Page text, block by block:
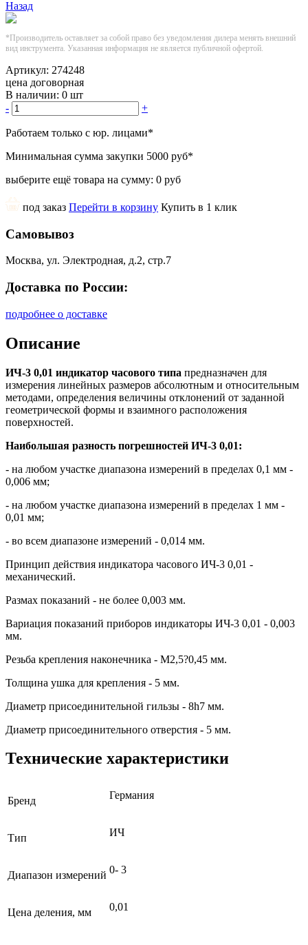
Назад
*Производитель оставляет за собой право без уведомления дилера менять внешний
вид инструмента. Указанная информация не является публичной офертой.
Артикул: 274248
цена договорная
В наличии: 0 шт
-
+
Работаем только с юр. лицами*
Минимальная сумма закупки 5000 руб*
выберите ещё товара на сумму: 0 руб
под заказ Перейти в корзину Купить в 1 клик
Самовывоз
Москва, ул. Электродная, д.2, стр.7
Доставка по России:
подробнее о доставке
Описание
ИЧ-3 0,01 индикатор часового типа предназначен для
измерения линейных размеров абсолютным и относительным
методами, определения величины отклонений от заданной
геометрической формы и взаимного расположения
поверхностей.
Наибольшая разность погрешностей ИЧ-3 0,01:
- на любом участке диапазона измерений в пределах 0,1 мм -
0,006 мм;
- на любом участке диапазона измерений в пределах 1 мм -
0,01 мм;
- во всем диапазоне измерений - 0,014 мм.
Принцип действия индикатора часового ИЧ-3 0,01 -
механический.
Размах показаний - не более 0,003 мм.
Вариация показаний приборов индикаторы ИЧ-3 0,01 - 0,003
мм.
Резьба крепления наконечника - М2,5?0,45 мм.
Толщина ушка для крепления - 5 мм.
Диаметр присоединительной гильзы - 8h7 мм.
Диаметр присоединительного отверстия - 5 мм.
Технические характеристики
Бренд Германия
Тип ИЧ
Диапазон измерений 0- 3
Цена деления, мм 0,01